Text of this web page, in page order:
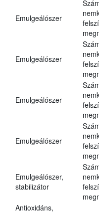
Emulgeálószer
Emulgeálószer
Emulgeálószer
Emulgeálószer
Emulgeálószer,
stabilizátor
Antioxidáns,